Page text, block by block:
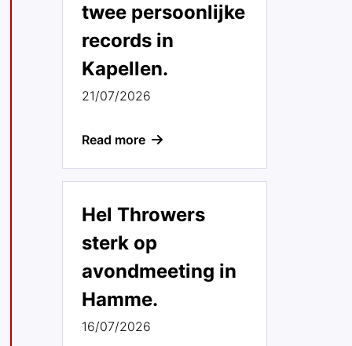
twee persoonlijke
records in
Kapellen.
21/07/2026
Read more
Hel Throwers
sterk op
avondmeeting in
Hamme.
16/07/2026